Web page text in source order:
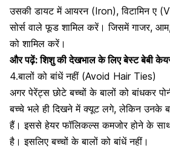
उसकी डायट में आयरन (Iron), विटामिन ए
सोर्स वाले फूड शामिल करें। जिसमें गाजर,
को शामिल करें।
और पढ़ें:शिशु की देखभाल के लिए बेस्ट बेबी
4.बालों को बांधें नहीं (Avoid Hair Ties)
अगर पेरेंट्स छोटे बच्चों के बालों को बांधकर
बच्चे भले ही दिखने में क्यूट लगे, लेकिन उनके
हैं। इससे हेयर फॉलिकल्स कमजोर होने के साथ
है। इसलिए बच्चों के बालों को बांधें नहीं।